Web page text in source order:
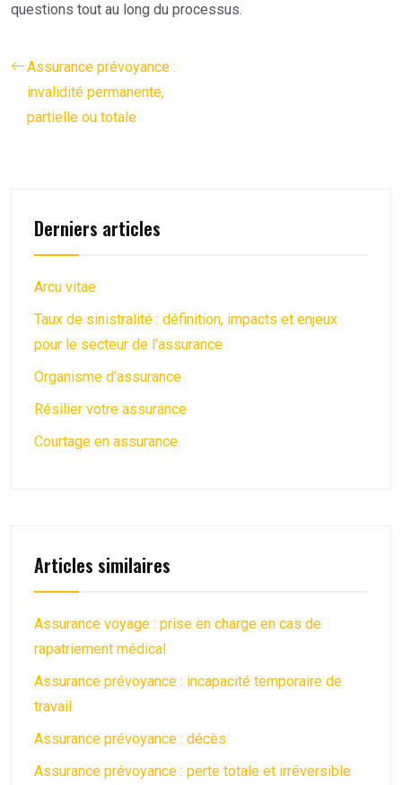
questions tout au long du processus.
Assurance prévoyance :
invalidité permanente,
partielle ou totale
Derniers articles
Arcu vitae
Taux de sinistralité : définition, impacts et enjeux
pour le secteur de l’assurance
Organisme d’assurance
Résilier votre assurance
Courtage en assurance
Articles similaires
Assurance voyage : prise en charge en cas de
rapatriement médical
Assurance prévoyance : incapacité temporaire de
travail
Assurance prévoyance : décès
Assurance prévoyance : perte totale et irréversible